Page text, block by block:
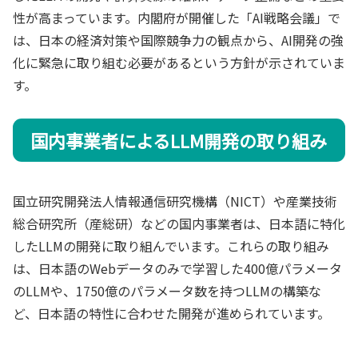
性が高まっています。内閣府が開催した「AI戦略会議」で
は、日本の経済対策や国際競争力の観点から、AI開発の強
化に緊急に取り組む必要があるという方針が示されていま
す。
国内事業者によるLLM開発の取り組み
国立研究開発法人情報通信研究機構（NICT）や産業技術
総合研究所（産総研）などの国内事業者は、日本語に特化
したLLMの開発に取り組んでいます。これらの取り組み
は、日本語のWebデータのみで学習した400億パラメータ
のLLMや、1750億のパラメータ数を持つLLMの構築な
ど、日本語の特性に合わせた開発が進められています。